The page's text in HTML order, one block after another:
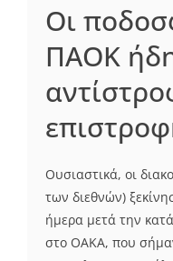
Oι
ΠΑΟΚ
Ουσιαστικά, οι
των διεθνών)
ήμερα μετά την
στο ΟΑΚΑ, που